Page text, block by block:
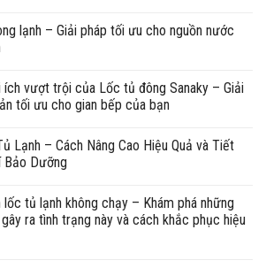
lạnh – Giải pháp tối ưu cho nguồn nước
ích vượt trội của Lốc tủ đông Sanaky – Giải
tối ưu cho gian bếp của bạn
Lạnh – Cách Nâng Cao Hiệu Quả và Tiết
Bảo Dưỡng
lốc tủ lạnh không chạy – Khám phá những
gây ra tình trạng này và cách khắc phục hiệu